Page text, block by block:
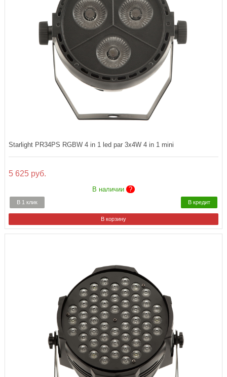
Starlight PR34PS RGBW 4 in 1 led par 3x4W 4 in 1 mini
5 625 руб.
В наличии ?
В 1 клик В кредит